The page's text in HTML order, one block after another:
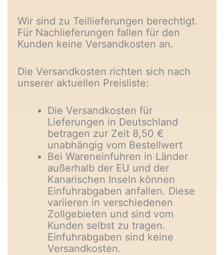
Wir sind zu Teillieferungen berechtigt.
Für Nachlieferungen fallen für den
Kunden keine Versandkosten an.
Die Versandkosten richten sich nach
unserer aktuellen Preisliste:
Die Versandkosten für
Lieferungen in Deutschland
betragen zur Zeit 8,50 €
unabhängig vom Bestellwert
Bei Wareneinfuhren in Länder
außerhalb der EU und der
Kanarischen Inseln können
Einfuhrabgaben anfallen. Diese
variieren in verschiedenen
Zollgebieten und sind vom
Kunden selbst zu tragen.
Einfuhrabgaben sind keine
Versandkosten.